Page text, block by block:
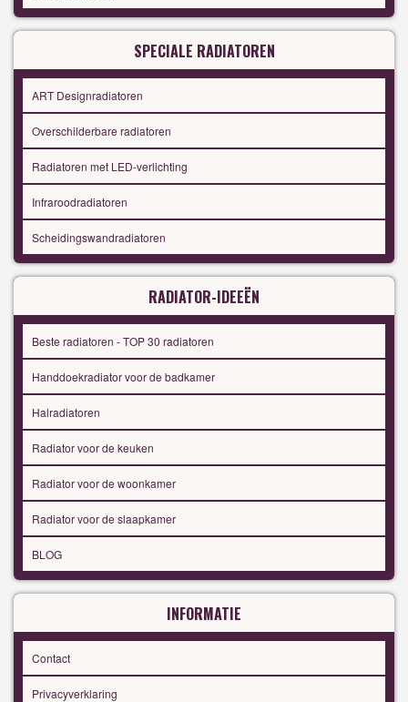
SPECIALE RADIATOREN
ART Designradiatoren
Overschilderbare radiatoren
Radiatoren met LED-verlichting
Infraroodradiatoren
Scheidingswandradiatoren
RADIATOR-IDEEËN
Beste radiatoren - TOP 30 radiatoren
Handdoekradiator voor de badkamer
Halradiatoren
Radiator voor de keuken
Radiator voor de woonkamer
Radiator voor de slaapkamer
BLOG
INFORMATIE
Contact
Privacyverklaring